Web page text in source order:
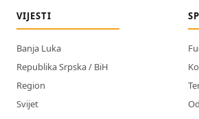
VIJESTI
Banja Luka
Republika Srpska / BiH
Region
Svijet